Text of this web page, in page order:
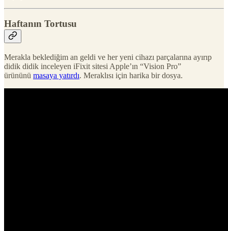
Haftanın Tortusu
Merakla beklediğim an geldi ve her yeni cihazı parçalarına ayırıp
didik didik inceleyen iFixit sitesi Apple’ın “Vision Pro”
ürününü masaya yatırdı. Meraklısı için harika bir dosya.